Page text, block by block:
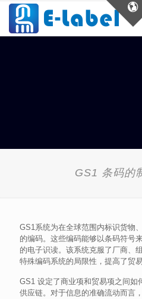
GS1 条码的
GS1系统为在全球范围内标识货物
的编码。这些编码能够以条码符号
的电子识读。该系统克服了厂商、
特殊编码系统的局限性，提高了贸
GS1 设定了商业项和贸易项之间如
供应链。对于信息的准确流动而言